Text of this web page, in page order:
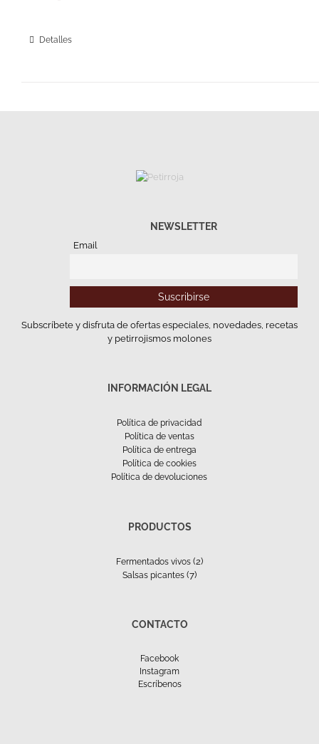
Detalles
NEWSLETTER
Email
Subscríbete y disfruta de ofertas especiales, novedades, recetas
y petirrojismos molones
INFORMACIÓN LEGAL
Política de privacidad
Política de ventas
Política de entrega
Política de cookies
Política de devoluciones
PRODUCTOS
Fermentados vivos (2)
Salsas picantes (7)
CONTACTO
Facebook
Instagram
Escríbenos